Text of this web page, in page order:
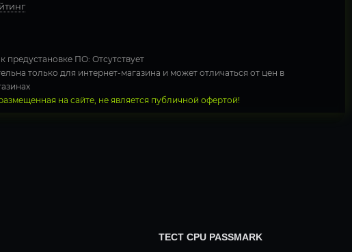
предустановке ПО: Отсутствует
только для интернет-магазина и может отличаться от цен в
на сайте, не является публичной офертой!
ТЕСТ CPU PASSMARK